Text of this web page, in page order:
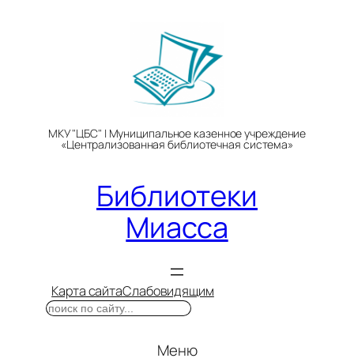
МКУ "ЦБС" | Муниципальное казенное учреждение
«Централизованная библиотечная система»
Библиотеки
Миасса
Карта сайтаСлабовидящим
Поиск
Меню